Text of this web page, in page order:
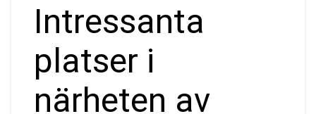
Intressanta
platser i
närheten av